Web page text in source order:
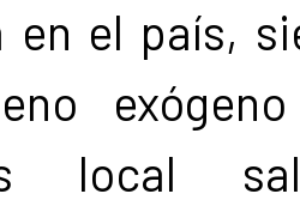
en el país,
local